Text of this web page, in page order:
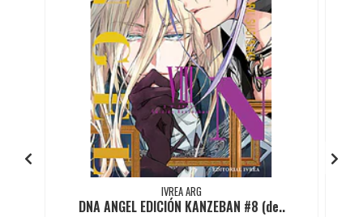
IVREA ARG
DNA ANGEL EDICIÓN KANZEBAN #8 (de..